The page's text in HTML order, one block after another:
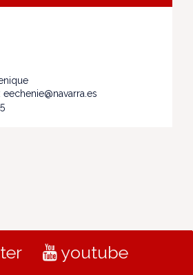
: eechenie@navarra.es
youtube